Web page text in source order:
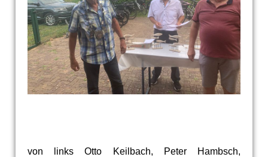
von links Otto Keilbach, Peter Hambsch,